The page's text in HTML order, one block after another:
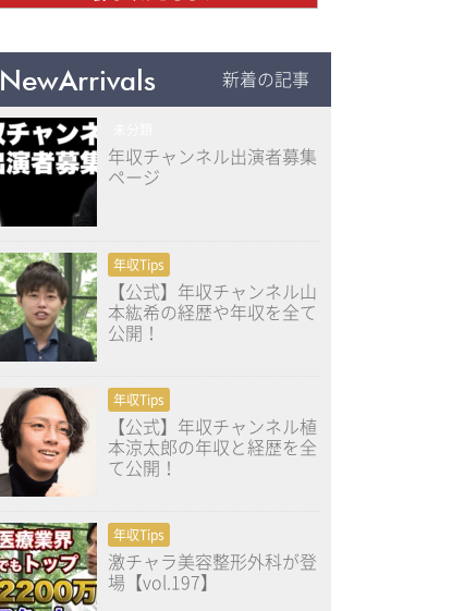
NewArrivals 新着の記事
年収チャンネル出演者募集
ページ
年収Tips
【公式】年収チャンネル山
本紘希の経歴や年収を全て
公開！
年収Tips
【公式】年収チャンネル植
本涼太郎の年収と経歴を全
て公開！
年収Tips
激チャラ美容整形外科が登
場【vol.197】